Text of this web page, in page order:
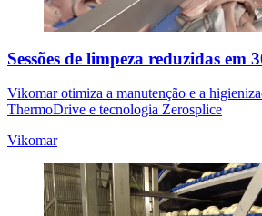
Sessões de limpeza reduzidas em
Vikomar otimiza a manutenção e a
ThermoDrive e tecnologia Zerosplice
Vikomar